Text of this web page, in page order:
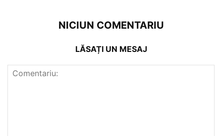
NICIUN COMENTARIU
LĂSAȚI UN MESAJ